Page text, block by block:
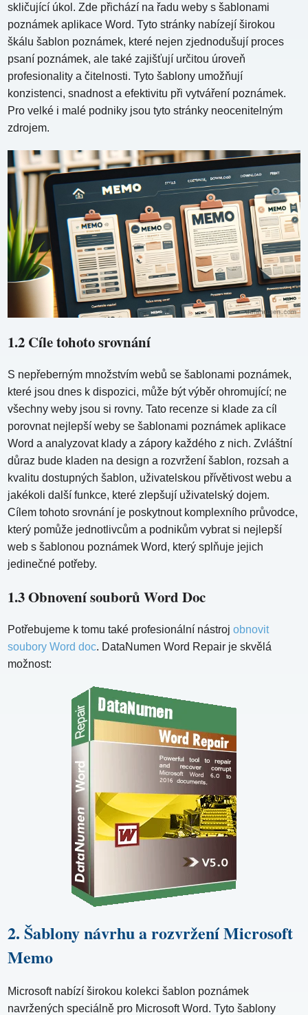
skličující úkol. Zde přichází na řadu weby s šablonami
poznámek aplikace Word. Tyto stránky nabízejí širokou
škálu šablon poznámek, které nejen zjednodušují proces
psaní poznámek, ale také zajišťují určitou úroveň
profesionality a čitelnosti. Tyto šablony umožňují
konzistenci, snadnost a efektivitu při vytváření poznámek.
Pro velké i malé podniky jsou tyto stránky neocenitelným
zdrojem.
1.2 Cíle tohoto srovnání
S nepřeberným množstvím webů se šablonami poznámek,
které jsou dnes k dispozici, může být výběr ohromující; ne
všechny weby jsou si rovny. Tato recenze si klade za cíl
porovnat nejlepší weby se šablonami poznámek aplikace
Word a analyzovat klady a zápory každého z nich. Zvláštní
důraz bude kladen na design a rozvržení šablon, rozsah a
kvalitu dostupných šablon, uživatelskou přívětivost webu a
jakékoli další funkce, které zlepšují uživatelský dojem.
Cílem tohoto srovnání je poskytnout komplexního průvodce,
který pomůže jednotlivcům a podnikům vybrat si nejlepší
web s šablonou poznámek Word, který splňuje jejich
jedinečné potřeby.
1.3 Obnovení souborů Word Doc
Potřebujeme k tomu také profesionální nástrojobnovit
soubory Word doc. DataNumen Word Repair je skvělá
možnost:
2. Šablony návrhu a rozvržení Microsoft
Memo
Microsoft nabízí širokou kolekci šablon poznámek
navržených speciálně pro Microsoft Word. Tyto šablony